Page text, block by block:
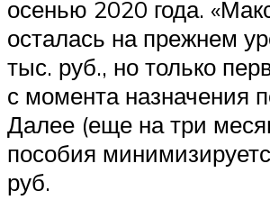
осенью 2020 года.
осталась на прежнем
тыс. руб., но только
с момента назначения
Далее (еще на три
пособия
руб.